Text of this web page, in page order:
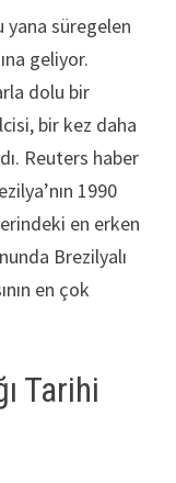
yana süregelen
geliyor.
dolu bir
bir kez daha
Reuters haber
1990
en erken
Brezilyalı
en çok
Tarihi